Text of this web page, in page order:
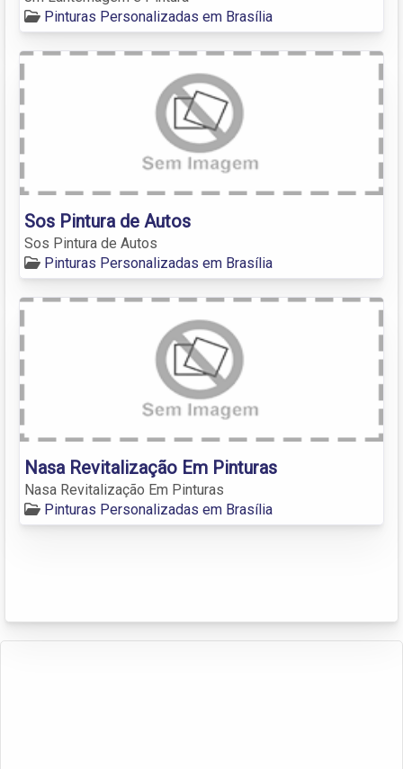
Pinturas Personalizadas em Brasília
Sos Pintura de Autos
Sos Pintura de Autos
Pinturas Personalizadas em Brasília
Nasa Revitalização Em Pinturas
Nasa Revitalização Em Pinturas
Pinturas Personalizadas em Brasília